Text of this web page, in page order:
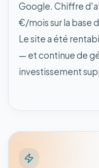
Google. Chiffre
€/mois sur la base
Le site a été
— et continue de
investissement